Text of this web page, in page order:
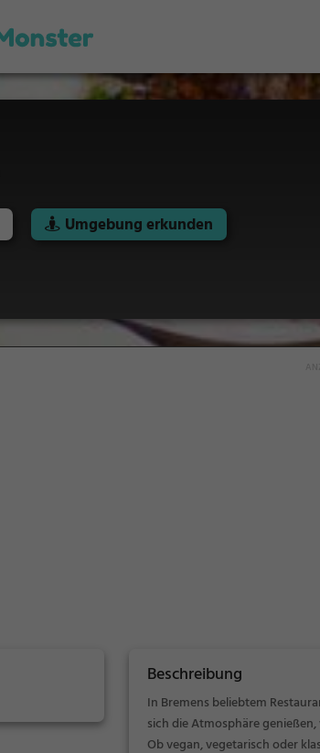
Umgebung erkunden
Beschreibung
In Bremens beliebtem
sich die Atmosphäre
Ob vegan, vegetarisch oder